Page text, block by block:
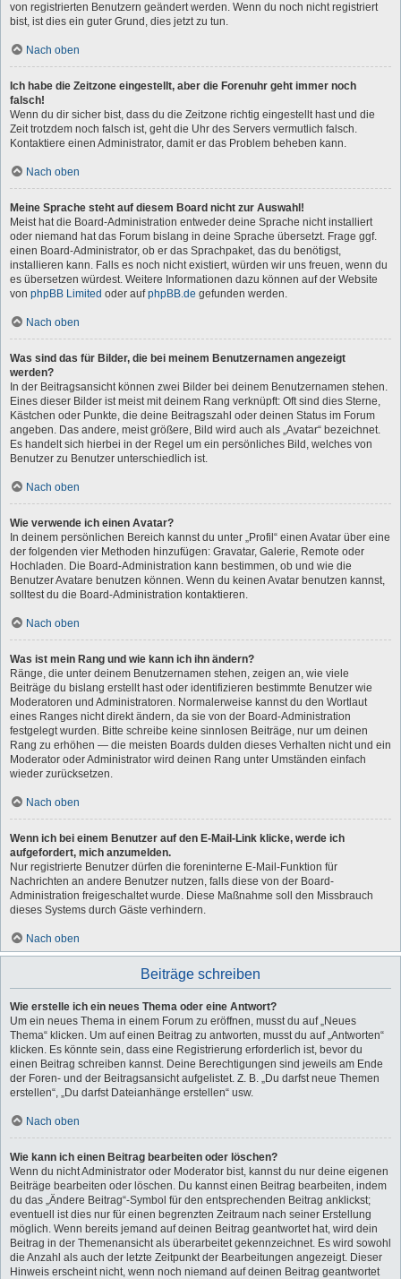
von registrierten Benutzern geändert werden. Wenn du noch nicht registriert
bist, ist dies ein guter Grund, dies jetzt zu tun.
Nach oben
Ich habe die Zeitzone eingestellt, aber die Forenuhr geht immer noch
falsch!
Wenn du dir sicher bist, dass du die Zeitzone richtig eingestellt hast und die
Zeit trotzdem noch falsch ist, geht die Uhr des Servers vermutlich falsch.
Kontaktiere einen Administrator, damit er das Problem beheben kann.
Nach oben
Meine Sprache steht auf diesem Board nicht zur Auswahl!
Meist hat die Board-Administration entweder deine Sprache nicht installiert
oder niemand hat das Forum bislang in deine Sprache übersetzt. Frage ggf.
einen Board-Administrator, ob er das Sprachpaket, das du benötigst,
installieren kann. Falls es noch nicht existiert, würden wir uns freuen, wenn du
es übersetzen würdest. Weitere Informationen dazu können auf der Website
von phpBB Limited oder aufphpBB.de gefunden werden.
Nach oben
Was sind das für Bilder, die bei meinem Benutzernamen angezeigt
werden?
In der Beitragsansicht können zwei Bilder bei deinem Benutzernamen stehen.
Eines dieser Bilder ist meist mit deinem Rang verknüpft: Oft sind dies Sterne,
Kästchen oder Punkte, die deine Beitragszahl oder deinen Status im Forum
angeben. Das andere, meist größere, Bild wird auch als „Avatar“ bezeichnet.
Es handelt sich hierbei in der Regel um ein persönliches Bild, welches von
Benutzer zu Benutzer unterschiedlich ist.
Nach oben
Wie verwende ich einen Avatar?
In deinem persönlichen Bereich kannst du unter „Profil“ einen Avatar über eine
der folgenden vier Methoden hinzufügen: Gravatar, Galerie, Remote oder
Hochladen. Die Board-Administration kann bestimmen, ob und wie die
Benutzer Avatare benutzen können. Wenn du keinen Avatar benutzen kannst,
solltest du die Board-Administration kontaktieren.
Nach oben
Was ist mein Rang und wie kann ich ihn ändern?
Ränge, die unter deinem Benutzernamen stehen, zeigen an, wie viele
Beiträge du bislang erstellt hast oder identifizieren bestimmte Benutzer wie
Moderatoren und Administratoren. Normalerweise kannst du den Wortlaut
eines Ranges nicht direkt ändern, da sie von der Board-Administration
festgelegt wurden. Bitte schreibe keine sinnlosen Beiträge, nur um deinen
Rang zu erhöhen — die meisten Boards dulden dieses Verhalten nicht und ein
Moderator oder Administrator wird deinen Rang unter Umständen einfach
wieder zurücksetzen.
Nach oben
Wenn ich bei einem Benutzer auf den E-Mail-Link klicke, werde ich
aufgefordert, mich anzumelden.
Nur registrierte Benutzer dürfen die foreninterne E-Mail-Funktion für
Nachrichten an andere Benutzer nutzen, falls diese von der Board-
Administration freigeschaltet wurde. Diese Maßnahme soll den Missbrauch
dieses Systems durch Gäste verhindern.
Nach oben
Beiträge schreiben
Wie erstelle ich ein neues Thema oder eine Antwort?
Um ein neues Thema in einem Forum zu eröffnen, musst du auf „Neues
Thema“ klicken. Um auf einen Beitrag zu antworten, musst du auf „Antworten“
klicken. Es könnte sein, dass eine Registrierung erforderlich ist, bevor du
einen Beitrag schreiben kannst. Deine Berechtigungen sind jeweils am Ende
der Foren- und der Beitragsansicht aufgelistet. Z. B. „Du darfst neue Themen
erstellen“, „Du darfst Dateianhänge erstellen“ usw.
Nach oben
Wie kann ich einen Beitrag bearbeiten oder löschen?
Wenn du nicht Administrator oder Moderator bist, kannst du nur deine eigenen
Beiträge bearbeiten oder löschen. Du kannst einen Beitrag bearbeiten, indem
du das „Ändere Beitrag“-Symbol für den entsprechenden Beitrag anklickst;
eventuell ist dies nur für einen begrenzten Zeitraum nach seiner Erstellung
möglich. Wenn bereits jemand auf deinen Beitrag geantwortet hat, wird dein
Beitrag in der Themenansicht als überarbeitet gekennzeichnet. Es wird sowohl
die Anzahl als auch der letzte Zeitpunkt der Bearbeitungen angezeigt. Dieser
Hinweis erscheint nicht, wenn noch niemand auf deinen Beitrag geantwortet